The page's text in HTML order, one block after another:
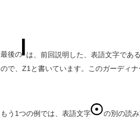
最後の は、前回説明した、表語文字であ
ので、Z1と書いています。このガーディ
もう1つの例では、表語文字 の別の読